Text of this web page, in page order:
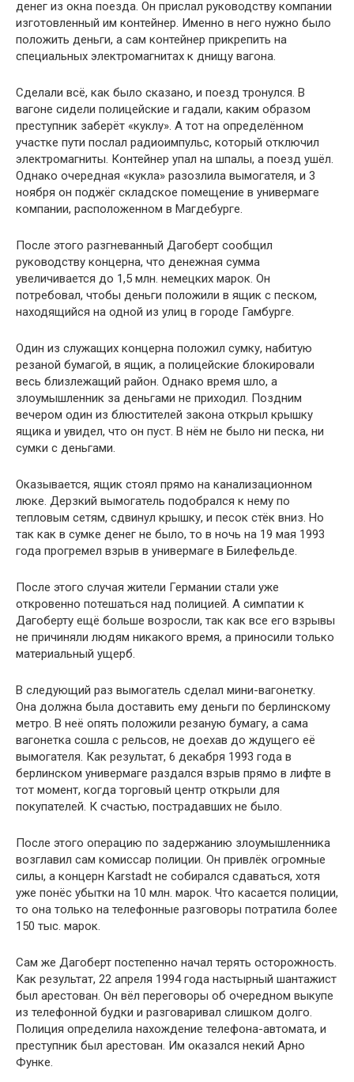
денег из окна поезда. Он прислал руководству компании
изготовленный им контейнер. Именно в него нужно было
положить деньги, а сам контейнер прикрепить на
специальных электромагнитах к днищу вагона.
Сделали всё, как было сказано, и поезд тронулся. В
вагоне сидели полицейские и гадали, каким образом
преступник заберёт «куклу». А тот на определённом
участке пути послал радиоимпульс, который отключил
электромагниты. Контейнер упал на шпалы, а поезд ушёл.
Однако очередная «кукла» разозлила вымогателя, и 3
ноября он поджёг складское помещение в универмаге
компании, расположенном в Магдебурге.
После этого разгневанный Дагоберт сообщил
руководству концерна, что денежная сумма
увеличивается до 1,5 млн. немецких марок. Он
потребовал, чтобы деньги положили в ящик с песком,
находящийся на одной из улиц в городе Гамбурге.
Один из служащих концерна положил сумку, набитую
резаной бумагой, в ящик, а полицейские блокировали
весь близлежащий район. Однако время шло, а
злоумышленник за деньгами не приходил. Поздним
вечером один из блюстителей закона открыл крышку
ящика и увидел, что он пуст. В нём не было ни песка, ни
сумки с деньгами.
Оказывается, ящик стоял прямо на канализационном
люке. Дерзкий вымогатель подобрался к нему по
тепловым сетям, сдвинул крышку, и песок стёк вниз. Но
так как в сумке денег не было, то в ночь на 19 мая 1993
года прогремел взрыв в универмаге в Билефельде.
После этого случая жители Германии стали уже
откровенно потешаться над полицией. А симпатии к
Дагоберту ещё больше возросли, так как все его взрывы
не причиняли людям никакого время, а приносили только
материальный ущерб.
В следующий раз вымогатель сделал мини-вагонетку.
Она должна была доставить ему деньги по берлинскому
метро. В неё опять положили резаную бумагу, а сама
вагонетка сошла с рельсов, не доехав до ждущего её
вымогателя. Как результат, 6 декабря 1993 года в
берлинском универмаге раздался взрыв прямо в лифте в
тот момент, когда торговый центр открыли для
покупателей. К счастью, пострадавших не было.
После этого операцию по задержанию злоумышленника
возглавил сам комиссар полиции. Он привлёк огромные
силы, а концерн Karstadt не собирался сдаваться, хотя
уже понёс убытки на 10 млн. марок. Что касается полиции,
то она только на телефонные разговоры потратила более
150 тыс. марок.
Сам же Дагоберт постепенно начал терять осторожность.
Как результат, 22 апреля 1994 года настырный шантажист
был арестован. Он вёл переговоры об очередном выкупе
из телефонной будки и разговаривал слишком долго.
Полиция определила нахождение телефона-автомата, и
преступник был арестован. Им оказался некий Арно
Функе.